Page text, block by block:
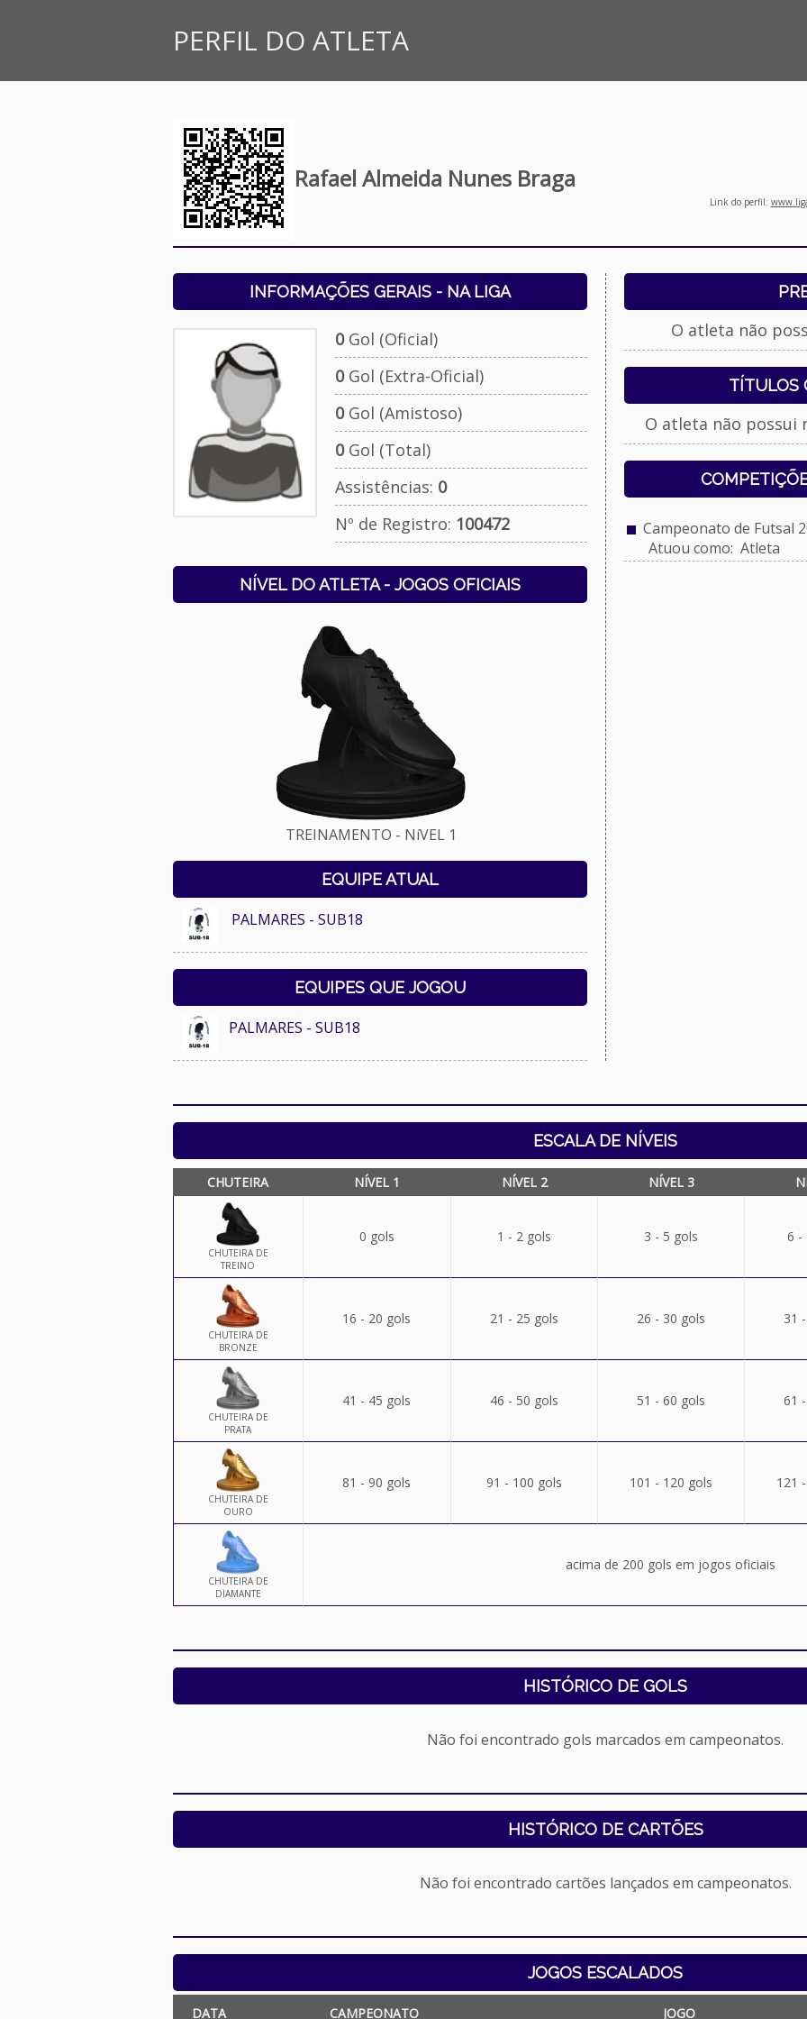
PERFIL DO ATLETA
Rafael Almeida Nunes Braga
Link do perfil:
INFORMAÇÕES GERAIS - NA LIGA
0Gol (Oficial)
0Gol (Extra-Oficial)
0Gol (Amistoso)
0Gol (Total)
Assistências: 0
Nº de Registro: 100472
NÍVEL DO ATLETA - JOGOS OFICIAIS
TREINAMENTO - NíVEL 1
EQUIPE ATUAL
PALMARES - SUB18
EQUIPES QUE JOGOU
PALMARES - SUB18
O atleta não
TÍTULOS
O atleta não possui
Campeonato de Futsal
Atuou como: Atleta
ESCALA DE NÍVEIS
CHUTEIRA NÍVEL 1 NÍVEL 2 NÍVEL 3
CHUTEIRA DE
TREINO
0 gols 1 - 2 gols 3 - 5 gols 6 -
CHUTEIRA DE
BRONZE
16 - 20 gols 21 - 25 gols 26 - 30 gols 31
CHUTEIRA DE
PRATA
41 - 45 gols 46 - 50 gols 51 - 60 gols 61
CHUTEIRA DE
OURO
81 - 90 gols 91 - 100 gols 101 - 120 gols 121
CHUTEIRA DE
DIAMANTE
acima de 200 gols em jogos oficiais
HISTÓRICO DE GOLS
Não foi encontrado gols marcados em campeonatos.
HISTÓRICO DE CARTÕES
Não foi encontrado cartões lançados em campeonatos.
JOGOS ESCALADOS
DATA CAMPEONATO JOGO